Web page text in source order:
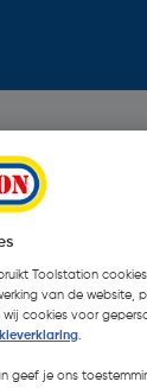
Toolstation
van de website,
cookies voor
.
geef je ons